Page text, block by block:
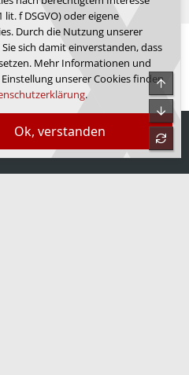
Rego123
E-MailLink
Startseite
Ok, verstanden
lit. f DSGVO) oder eigene
Durch die Nutzung unserer
sich damit einverstanden, dass
Mehr Informationen und
unserer Cookies finden
.